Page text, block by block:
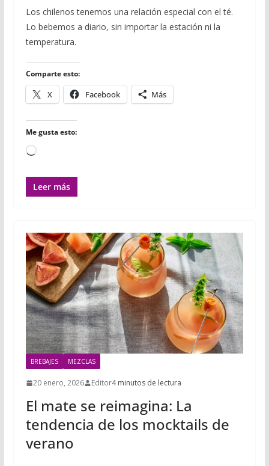
c
e
b
i
t
t
m
b
l
a
t
s
a
i
l
a
i
l
m
p
a
Los chilenos tenemos una relación especial con el té.
Lo bebemos a diario, sin importar la estación ni la
temperatura.
Comparte esto:
X Facebook Más
Me gusta esto:
Cargando...
Leer más
BREBAJES MEZCLAS
20 enero, 2026 Editor4 minutos de lectura
El mate se reimagina: La
tendencia de los mocktails de
verano